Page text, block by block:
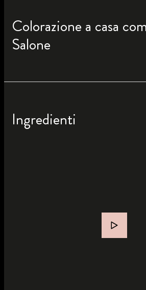
Colorazione a casa
Salone
Ingredienti